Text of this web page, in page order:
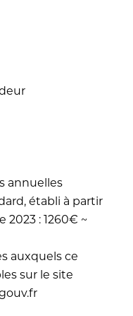
annuelles
établi à partir
2023 : 1260€ ~
auxquels ce
sur le site